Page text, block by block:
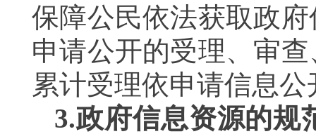
保障公民依法获取政
申请公开的受理、审
累计受理依申请信息公
3.政府信息资源的规